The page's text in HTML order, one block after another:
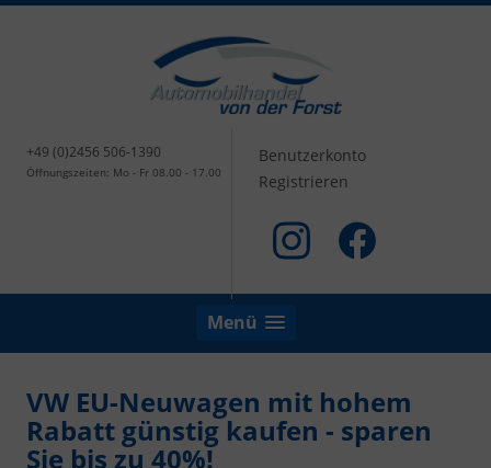
+49 (0)2456 506-1390
Öffnungszeiten: Mo - Fr 08.00 - 17.00
Benutzerkonto
Registrieren
Menü
VW EU-Neuwagen mit hohem
Rabatt günstig kaufen - sparen
Sie bis zu 40%!